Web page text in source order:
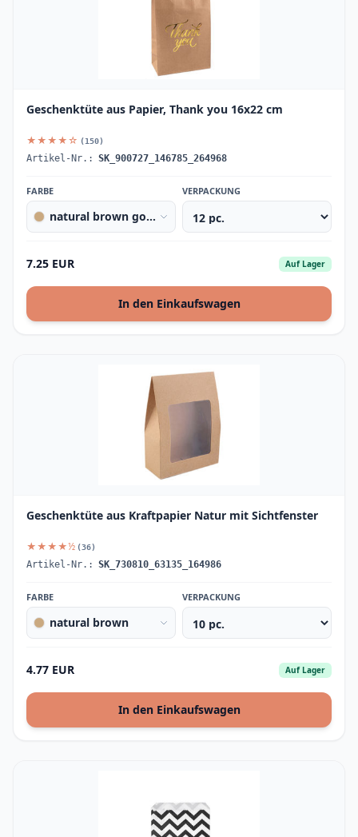
Geschenktüte aus Papier, Thank you 16x22 cm
★★★★☆ (150)
Artikel-Nr.: SK_900727_146785_264968
FARBE
natural brown gold
VERPACKUNG
7.25 EUR Auf Lager
In den Einkaufswagen
Geschenktüte aus Kraftpapier Natur mit Sichtfenster
★★★★½ (36)
Artikel-Nr.: SK_730810_63135_164986
FARBE
natural brown
VERPACKUNG
4.77 EUR Auf Lager
In den Einkaufswagen